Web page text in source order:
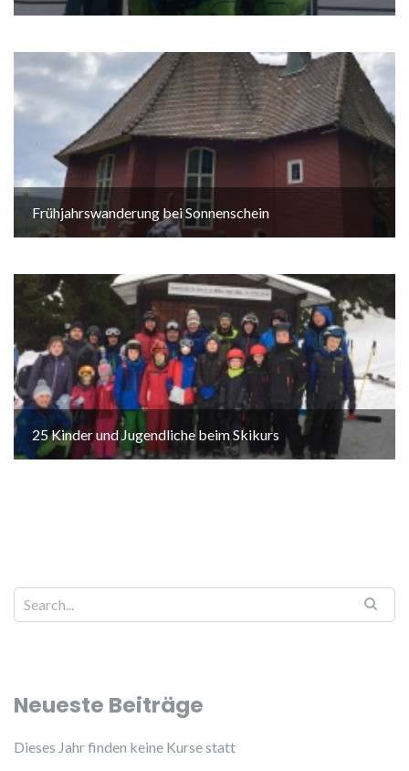
Frühjahrswanderung bei Sonnenschein
25 Kinder und Jugendliche beim Skikurs
Neueste Beiträge
Dieses Jahr finden keine Kurse statt